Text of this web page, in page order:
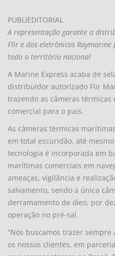
PUBLIEDITORIAL
A representação garante a
Flir e dos eletrônicos
todo o território nacional
A Marine Express acaba de
distribuidor autorizado Flir
trazendo as câmeras térmicas
comercial para o país.
As câmeras térmicas
em total escuridão, até
tecnologia é incorporada em
marítimas comerciais em
ameaças, vigilância e
salvamento, sendo a única
derramamento de óleo, por
operação no pré-sal.
“Nós buscamos trazer
os nossos clientes, em